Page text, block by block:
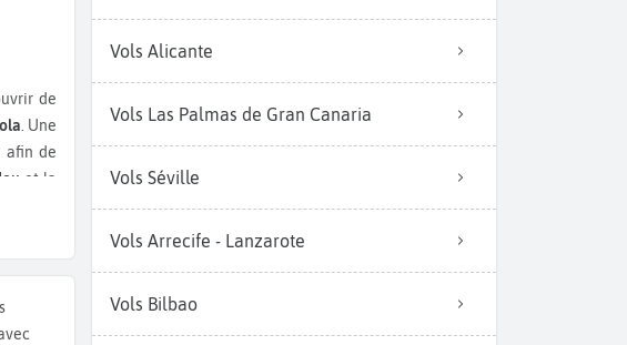
de
. Une
de
et la
être un
pour
Vols Alicante
Vols Las Palmas de Gran Canaria
Vols Séville
Vols Arrecife - Lanzarote
Vols Bilbao